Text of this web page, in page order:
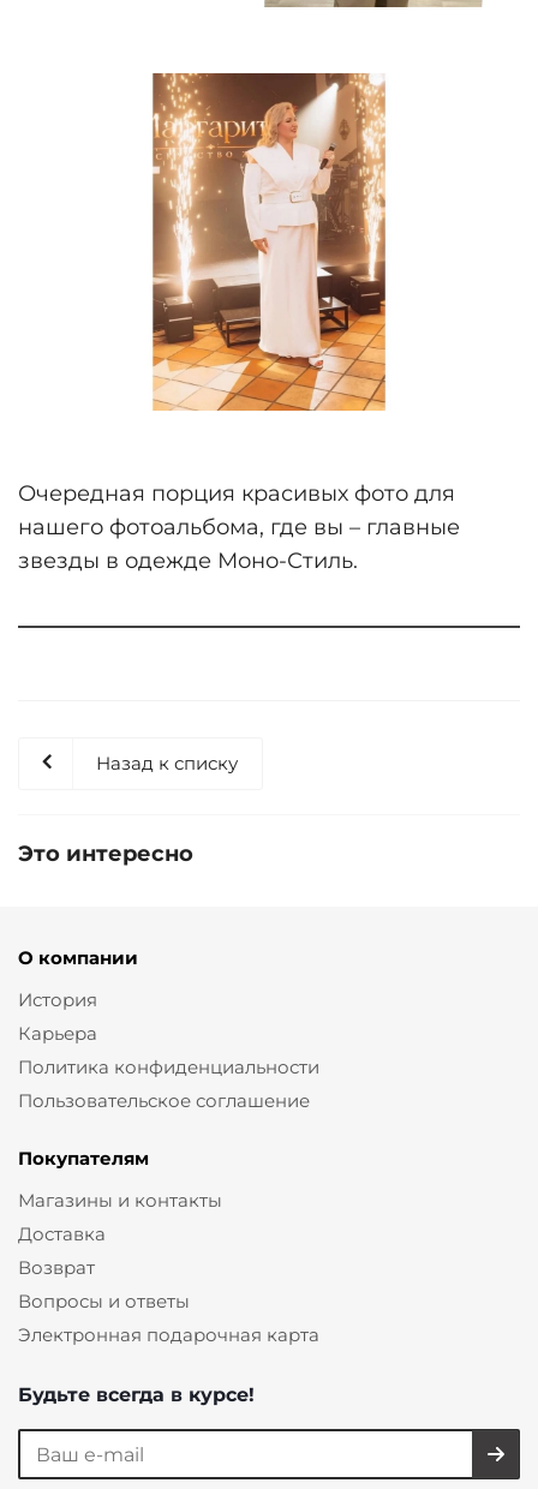
Очередная порция красивых фото для
нашего фотоальбома, где вы – главные
звезды в одежде Моно-Стиль.
Назад к списку
Это интересно
О компании
История
Карьера
Политика конфиденциальности
Пользовательское соглашение
Покупателям
Магазины и контакты
Доставка
Возврат
Вопросы и ответы
Электронная подарочная карта
Будьте всегда в курсе!